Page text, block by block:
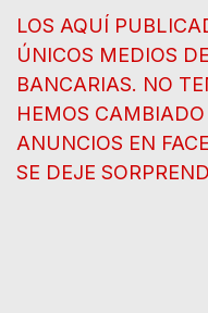
LOS AQUÍ
ÚNICOS MEDIOS
BANCARIAS. NO
HEMOS
ANUNCIOS EN
SE DEJE